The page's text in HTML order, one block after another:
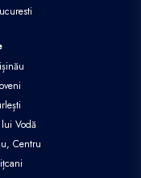
Vodă
Centru